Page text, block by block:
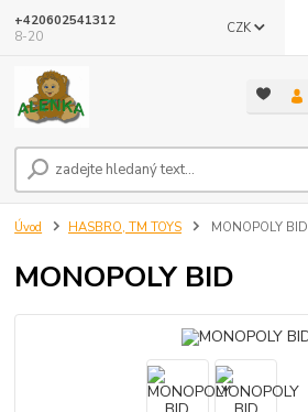
CZK
+420602541312
8-20
Úvod HASBRO, TM TOYS MONOPOLY BID
MONOPOLY BID